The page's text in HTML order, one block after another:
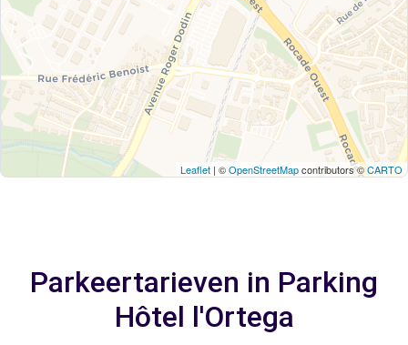
Leaflet | ©OpenStreetMapcontributors ©CARTO
Parkeertarieven in Parking
Hôtel l'Ortega